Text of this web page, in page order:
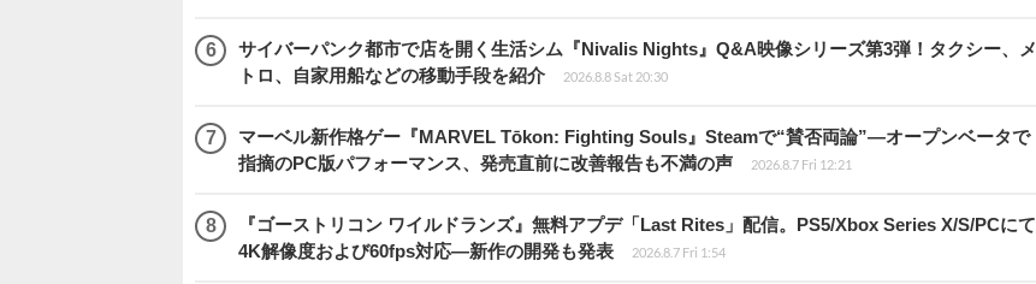
サイバーパンク都市で店を開く生活シム『Nivalis Nights』Q&A映像シリーズ第3弾！タクシー、メ
トロ、自家用船などの移動手段を紹介
2026.8.8 Sat 20:30
マーベル新作格ゲー『MARVEL Tōkon: Fighting Souls』Steamで“賛否両論”―オープンベータで
指摘のPC版パフォーマンス、発売直前に改善報告も不満の声
2026.8.7 Fri 12:21
『ゴーストリコン ワイルドランズ』無料アプデ「Last Rites」配信。PS5/Xbox Series X/S/PCにて
4K解像度および60fps対応―新作の開発も発表
2026.8.7 Fri 1:54